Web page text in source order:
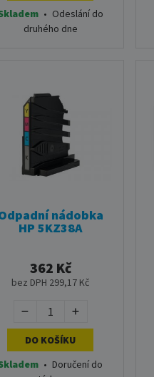
• Odeslání do
druhého dne
nádobka
HP 5KZ38A
362 Kč
bez DPH 299,17 Kč
DO KOŠÍKU
• Doručení do